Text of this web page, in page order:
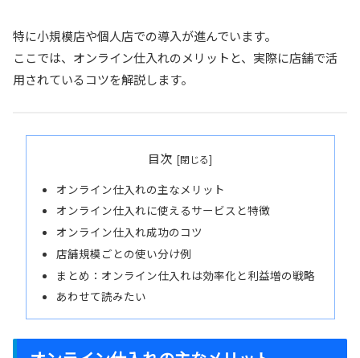
特に小規模店や個人店での導入が進んでいます。
ここでは、オンライン仕入れのメリットと、実際に店舗で活
用されているコツを解説します。
目次
オンライン仕入れの主なメリット
オンライン仕入れに使えるサービスと特徴
オンライン仕入れ成功のコツ
店舗規模ごとの使い分け例
まとめ：オンライン仕入れは効率化と利益増の戦略
あわせて読みたい